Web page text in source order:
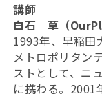
講師
白石 草（
1993年、早稲田
メトロポリタン
ストとして、ニ
に携わる。